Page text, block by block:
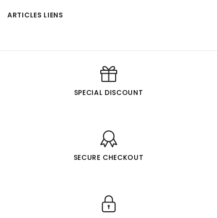
ARTICLES LIENS
SPECIAL DISCOUNT
SECURE CHECKOUT